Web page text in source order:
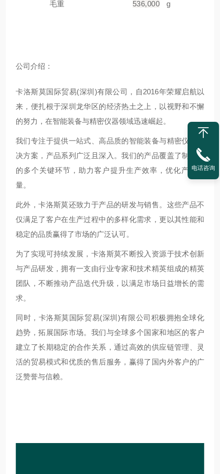
毛重 536,000 g
公司介绍：
卡洛斯莫国际贸易(深圳)有限公司，自2016年荣耀启航以
来，便扎根于深圳龙华区的经济热土之上，以视野和不懈
的努力，在智能装备与精密仪器领域迅速崛起。
我们专注于提供一站式、高品质的智能装备与精密仪器解
决方案，产品系列广泛且深入。我们的产品覆盖了制造业
的多个关键环节，助力客户提升生产效率，优化产品质
量。
此外，卡洛斯莫还致力于产品的研发与销售。这些产品不
仅满足了客户在生产过程中的多样化需求，更以其性能和
稳定的品质赢得了市场的广泛认可。
为了实现可持续发展，卡洛斯莫不断投入资源于技术创新
与产品研发，拥有一支由行业专家和技术精英组成的精英
团队，不断推动产品迭代升级，以满足市场日益增长的需
求。
同时，卡洛斯莫国际贸易(深圳)有限公司积极拥抱全球化
趋势，拓展国际市场。我们与全球多个国家和地区的客户
建立了长期稳定的合作关系，通过高效的供应链管理、灵
活的贸易模式和优质的售后服务，赢得了国内外客户的广
泛赞誉与信赖。
电话咨询